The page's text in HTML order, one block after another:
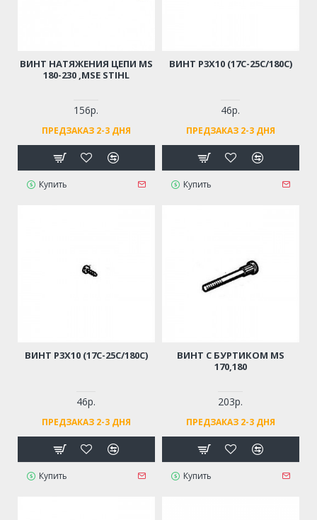
ВИНТ НАТЯЖЕНИЯ ЦЕПИ MS
180-230 ,MSE STIHL
156р.
ПРЕДЗАКАЗ 2-3 ДНЯ
Купить
ВИНТ Р3Х10 (17С-25С/180С)
46р.
ПРЕДЗАКАЗ 2-3 ДНЯ
Купить
ВИНТ Р3Х10 (17С-25С/180С)
46р.
ПРЕДЗАКАЗ 2-3 ДНЯ
Купить
ВИНТ С БУРТИКОМ MS
170,180
203р.
ПРЕДЗАКАЗ 2-3 ДНЯ
Купить